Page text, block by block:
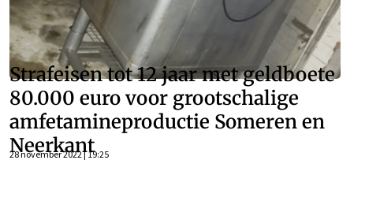
Strafeisen tot 12 jaar met geldboete
80.000 euro voor grootschalige
amfetamineproductie Someren en
Neerkant
28 november 2022 | 19:25